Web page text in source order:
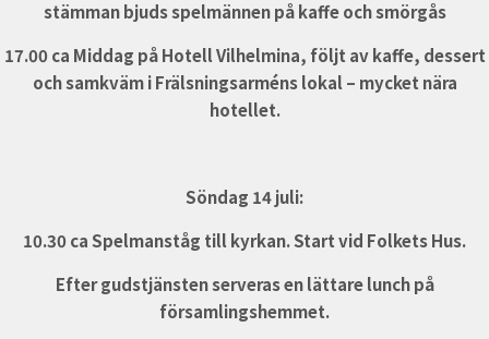
stämman bjuds spelmännen på kaffe och smörgås
17.00 ca Middag på Hotell Vilhelmina, följt av kaffe, dessert
och samkväm i Frälsningsarméns lokal – mycket nära
hotellet.
Söndag 14 juli:
10.30 ca Spelmanståg till kyrkan. Start vid Folkets Hus.
Efter gudstjänsten serveras en lättare lunch på
församlingshemmet.